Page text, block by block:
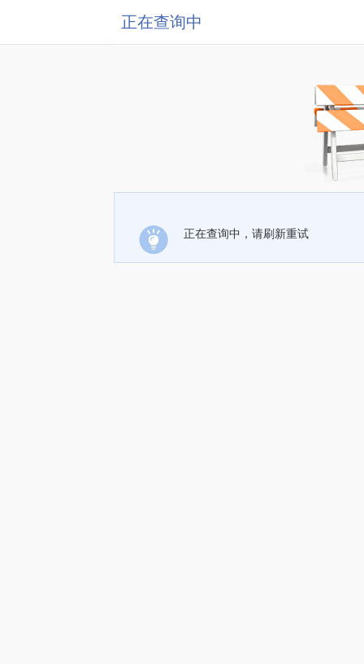
正在查询中
正在查询中，请刷新重试